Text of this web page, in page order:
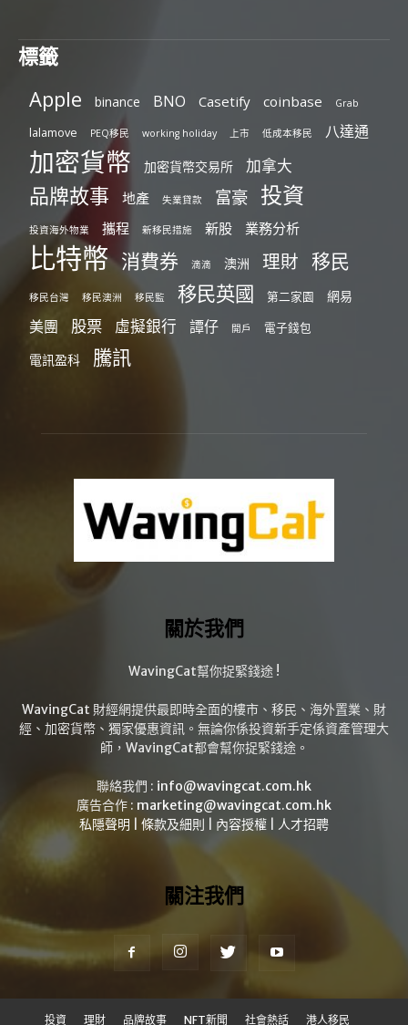
標籤
Apple binance BNO Casetify coinbase Grab
lalamove PEQ移民 working holiday 上市 低成本移民 八達通
加密貨幣 加密貨幣交易所 加拿大
品牌故事 地產 失業貸款 富豪 投資
投資海外物業 攜程 新移民措施 新股 業務分析
比特幣 消費券 滴滴 澳洲 理財 移民
移民台灣 移民澳洲 移民監 移民英國 第二家園 網易
美團 股票 虛擬銀行 譚仔 開戶 電子錢包
電訊盈科 騰訊
關於我們
WavingCat幫你捉緊錢途 !
WavingCat 財經網提供最即時全面的樓市、移民、海外置業、財
經、加密貨幣、獨家優惠資訊。無論你係投資新手定係資產管理大
師，WavingCat都會幫你捉緊錢途。
聯絡我們 : info@wavingcat.com.hk
廣告合作 : marketing@wavingcat.com.hk
私隱聲明
條款及細則 內容授權 人才招聘
關注我們
投資 理財 品牌故事 NFT新聞 社會熱話 港人移民